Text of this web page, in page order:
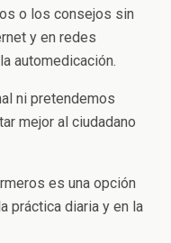
o los consejos sin
y en redes
automedicación.
ni pretendemos
mejor al ciudadano
es una opción
práctica diaria y en la